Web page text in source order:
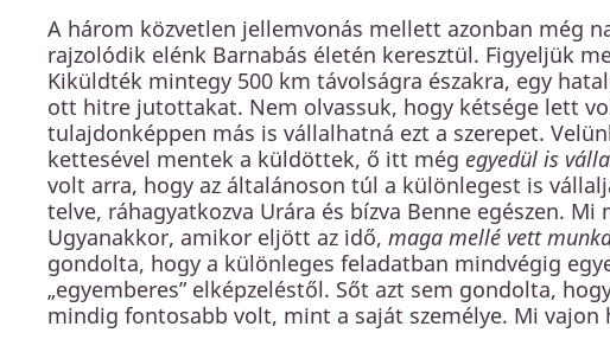
A három közvetlen jellemvonás mellett azonban még
rajzolódik elénk Barnabás életén keresztül. Figyeljük
Kiküldték mintegy 500 km távolságra északra, egy
ott hitre jutottakat. Nem olvassuk, hogy kétsége lett
tulajdonképpen más is vállalhatná ezt a szerepet.
kettesével mentek a küldöttek, ő itt még egyedül is
volt arra, hogy az általánoson túl a különlegest is
telve, ráhagyatkozva Urára és bízva Benne egészen. Mi
Ugyanakkor, amikor eljött az idő, maga mellé vett
gondolta, hogy a különleges feladatban mindvégig
„egyemberes” elképzeléstől. Sőt azt sem gondolta,
mindig fontosabb volt, mint a saját személye. Mi vajon